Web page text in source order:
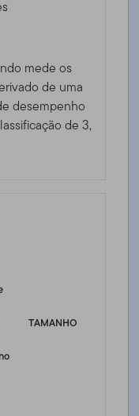
mede os
de uma
desempenho
de 3,
sr-equity]
TAMANHO